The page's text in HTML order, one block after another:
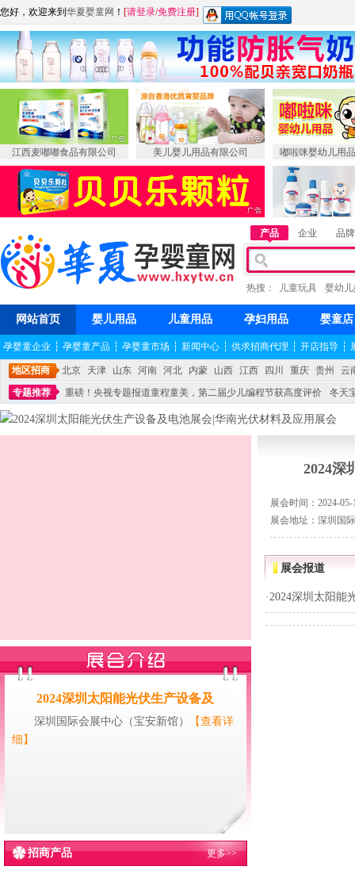
您好，欢迎来到 华夏婴童网 ！ [请登录/免费注册]
江西麦嘟嘟食品有限公司 美儿婴儿用品有限公司 嘟啦咪婴幼儿用
产品 企业 品牌
热搜： 儿童玩具 婴幼
网站首页 婴儿用品 儿童用品 孕妇用品 婴童店
孕婴童企业 ┆ 孕婴童产品 ┆ 孕婴童市场 ┆ 新闻中心 ┆ 供求招商代理 ┆ 开店指导 ┆
地区招商 北京 天津 山东 河南 河北 内蒙 山西 江西 四川 重庆 贵州
云
专题推荐
重磅！央视专题报道童程童美，第二届少儿编程节获高度评价
冬天
不能再单纯地销售产品,而要向增强服务转型,毕竟母婴产品比较特殊。”
妇幼广场
2024深圳太阳能光伏生产设备及
深圳国际会展中心（宝安新馆）
【查看详
细】
招商产品 更多>>
2024深
展会时间：2024-05-
展会地址：深圳国
展会报道
·2024深圳太阳能